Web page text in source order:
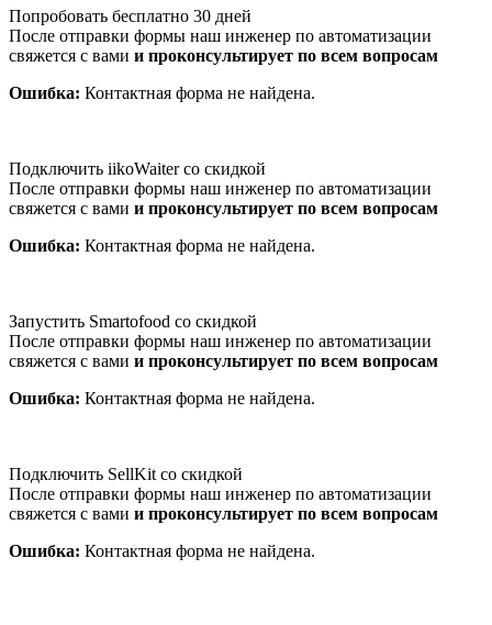
Попробовать бесплатно 30 дней
После отправки формы наш инженер по автоматизации
свяжется с вами и проконсультирует по всем вопросам
Ошибка: Контактная форма не найдена.
Подключить iikoWaiter со скидкой
После отправки формы наш инженер по автоматизации
свяжется с вами и проконсультирует по всем вопросам
Ошибка: Контактная форма не найдена.
Запустить Smartofood со скидкой
После отправки формы наш инженер по автоматизации
свяжется с вами и проконсультирует по всем вопросам
Ошибка: Контактная форма не найдена.
Подключить SellKit со скидкой
После отправки формы наш инженер по автоматизации
свяжется с вами и проконсультирует по всем вопросам
Ошибка: Контактная форма не найдена.